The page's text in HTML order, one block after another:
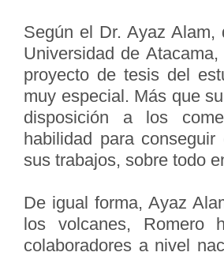
Según el Dr. Ayaz
Universidad de
proyecto de tesis del
muy especial. Más que
disposición a los
habilidad para
sus trabajos, sobre todo
De igual forma, Ayaz
los volcanes, Romero
colaboradores a nivel